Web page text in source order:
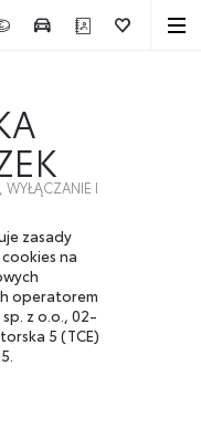
WYŁĄCZANIE I
zasady
na
operatorem
z o.o., 02-
5 (TCE)